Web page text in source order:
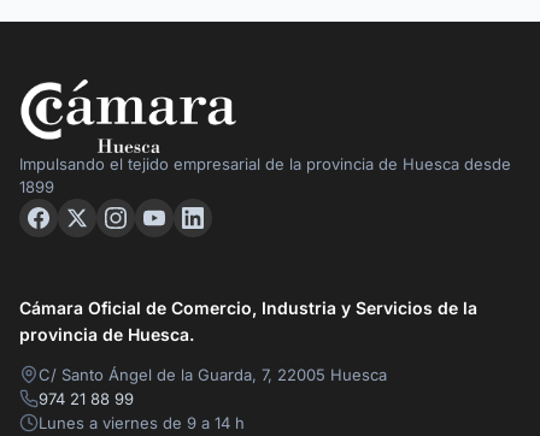
Impulsando el tejido empresarial de la provincia de Huesca desde
1899
Cámara Oficial de Comercio, Industria y Servicios de la
provincia de Huesca.
C/ Santo Ángel de la Guarda, 7, 22005 Huesca
974 21 88 99
Lunes a viernes de 9 a 14 h